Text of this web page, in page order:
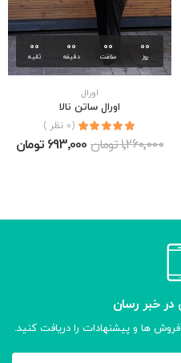
00
روز
00
ساعت
00
دقیقه
00
ثانیه
اورال
اورال ساتن نالا
(0 نظر )
1٬260٬000 تومان 693٬000 تومان
خبر رسان
فروش ها و پیشنهادات را دریافت کنید.